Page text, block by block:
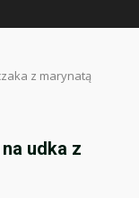
z marynatą
udka z